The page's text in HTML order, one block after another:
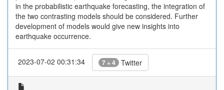
in the probabilistic earthquake forecasting, the integration of
the two contrasting models should be considered. Further
development of models would give new insights into
earthquake occurrence.
2023-07-02 00:31:34 7 + 4 Twitter